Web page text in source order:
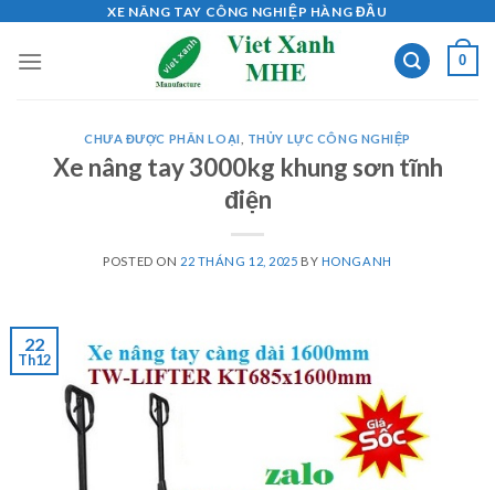
content
XE NÂNG TAY CÔNG NGHIỆP HÀNG ĐẦU
0
CHƯA ĐƯỢC PHÂN LOẠI THỦY LỰC CÔNG NGHIỆP
Xe nâng tay 3000kg khung sơn tĩnh
điện
POSTED ON 22 THÁNG 12, 2025 BY HONGANH
22
Th12